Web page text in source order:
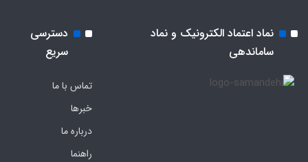
نماد اعتماد الکترونیک و نماد
ساماندهی
دسترسی
سریع
تماس با ما
خبرها
درباره ما
راهنما